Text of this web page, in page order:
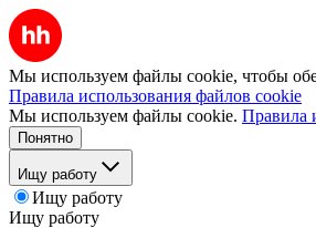
Мы используем файлы cookie, чтобы
Правила использования файлов cookie
Мы используем файлы cookie. Правила
Понятно
Ищу работу
Ищу работу
Ищу работу